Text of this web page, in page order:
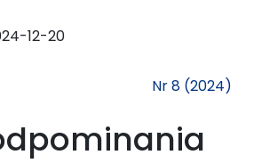
12-20
Nr 8 (2024)